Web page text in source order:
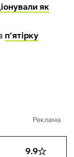
як
п’ятірку
Реклама
9.9